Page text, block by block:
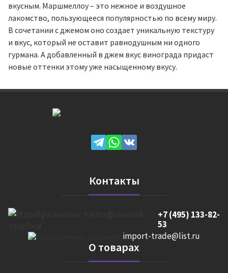
вкусным. Маршмеллоу – это нежное и воздушное
лакомство, пользующееся популярностью по всему миру.
В сочетании с джемом оно создает уникальную текстуру
и вкус, который не оставит равнодушным ни одного
гурмана. А добавленный в джем вкус винограда придаст
новые оттенки этому уже насыщенному вкусу.
Контакты
+7 (495) 133-82-
53
import-trade@list.ru
О товарах